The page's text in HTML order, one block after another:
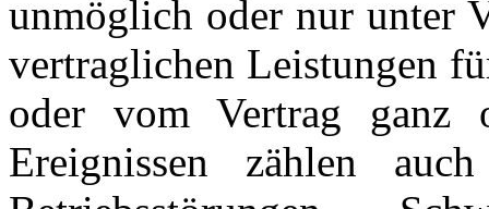
unmöglich oder nur unter
vertraglichen Leistungen
oder vom Vertrag ganz
Ereignissen zählen